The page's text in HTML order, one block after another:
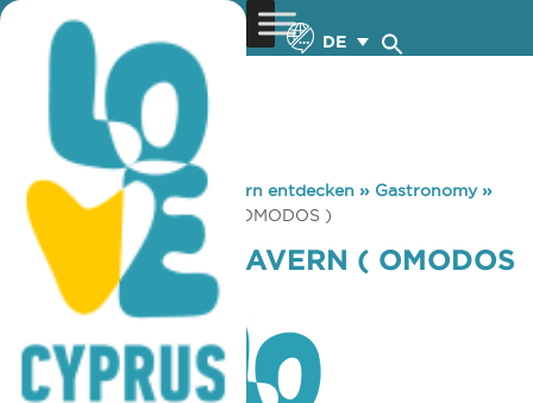
DE
You are here: Home »Zypern entdecken » Gastronomy»
THEMISTOKLIS TAVERN ( OMODOS )
THEMISTOKLIS TAVERN ( OMODOS